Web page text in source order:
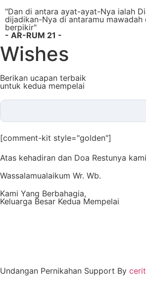
"Dan di antara ayat-ayat-Nya ialah
dijadikan-Nya di antaramu
berpikir"
- AR-RUM 21 -
Wishes
Berikan ucapan terbaik
untuk kedua mempelai
[comment-kit style="golden"]
Atas kehadiran dan Doa Restunya
Wassalamualaikum Wr. Wb.
Kami Yang Berbahagia,
Keluarga Besar Kedua Mempelai
Undangan Pernikahan Support By